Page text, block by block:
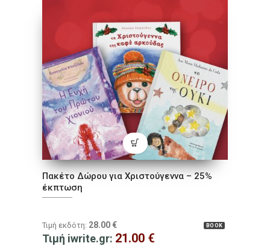
Πακέτο Δώρου για Χριστούγεννα – 25%
έκπτωση
BOOK
Τιμή εκδότη: 28.00 €
Τιμή iwrite.gr: 21.00 €